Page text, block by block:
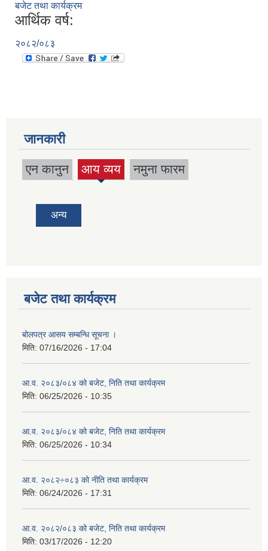
बजेट तथा कार्यक्रम
आर्थिक वर्ष:
२०८२/०८३
जानकारी
एन कानुन आय व्यय
(active
नमुना फारम
अन्य
बजेट तथा कार्यक्रम
बोलपत्र आसय सम्बन्धि सूचना ।
मिति: 07/16/2026 - 17:04
आ.व. २०८३/०८४ को बजेट, निति तथा कार्यक्रम
मिति: 06/25/2026 - 10:35
आ.व. २०८३/०८४ को बजेट, निति तथा कार्यक्रम
मिति: 06/25/2026 - 10:34
आ.व. २०८२÷०८३ को नीति तथा कार्यक्रम
मिति: 06/24/2026 - 17:31
आ.व. २०८२/०८३ को बजेट, निति तथा कार्यक्रम
मिति: 03/17/2026 - 12:20